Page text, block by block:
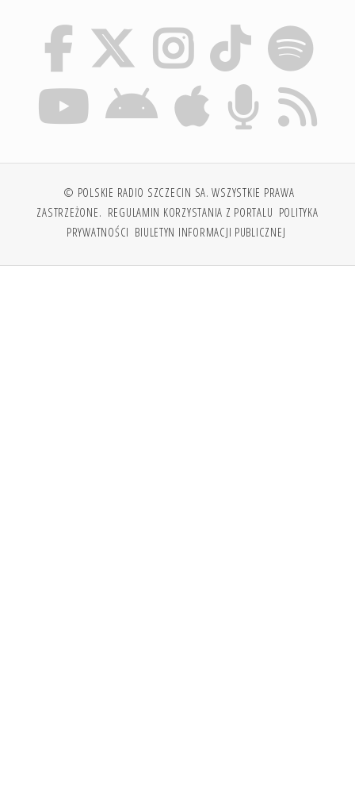
© POLSKIE RADIO SZCZECIN SA. WSZYSTKIE PRAWA
ZASTRZEŻONE. REGULAMIN KORZYSTANIA Z PORTALU POLITYKA
PRYWATNOŚCI BIULETYN INFORMACJI PUBLICZNEJ